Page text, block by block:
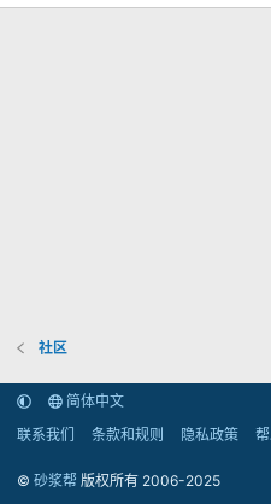
社区
简体中文
联系我们
条款和规则 隐私政策
© 砂浆帮 版权所有 2006-2025